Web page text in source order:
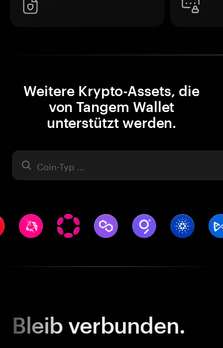
Weitere Krypto-Assets, die
von Tangem Wallet
unterstützt werden.
Asset
Bleib verbunden.